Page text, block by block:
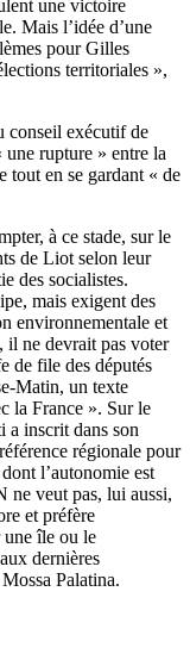
une victoire
Mais l’idée d’une
pour Gilles
territoriales »,
conseil exécutif de
rupture » entre la
tout en se gardant « de
à ce stade, sur le
de Liot selon leur
des socialistes.
mais exigent des
environnementale et
il ne devrait pas voter
de file des députés
Matin, un texte
la France ». Sur le
a inscrit dans son
régionale pour
l’autonomie est
ne veut pas, lui aussi,
et préfère
une île ou le
dernières
Palatina.